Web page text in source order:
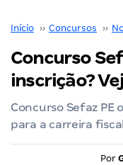
Início ›› Concursos ››
Concurso
inscrição?
Concurso Sefaz
para a carreira
Por